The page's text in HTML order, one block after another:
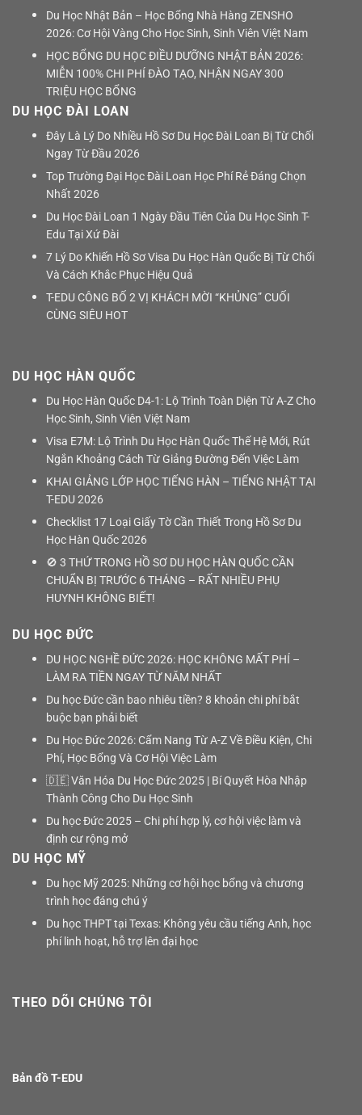
Du Học Nhật Bản – Học Bổng Nhà Hàng ZENSHO
2026: Cơ Hội Vàng Cho Học Sinh, Sinh Viên Việt Nam
HỌC BỔNG DU HỌC ĐIỀU DƯỠNG NHẬT BẢN 2026:
MIỄN 100% CHI PHÍ ĐÀO TẠO, NHẬN NGAY 300
TRIỆU HỌC BỔNG
DU HỌC ĐÀI LOAN
Đây Là Lý Do Nhiều Hồ Sơ Du Học Đài Loan Bị Từ Chối
Ngay Từ Đầu 2026
Top Trường Đại Học Đài Loan Học Phí Rẻ Đáng Chọn
Nhất 2026
Du Học Đài Loan 1 Ngày Đầu Tiên Của Du Học Sinh T-
Edu Tại Xứ Đài
7 Lý Do Khiến Hồ Sơ Visa Du Học Hàn Quốc Bị Từ Chối
Và Cách Khắc Phục Hiệu Quả
T-EDU CÔNG BỐ 2 VỊ KHÁCH MỜI “KHỦNG” CUỐI
CÙNG SIÊU HOT
DU HỌC HÀN QUỐC
Du Học Hàn Quốc D4-1: Lộ Trình Toàn Diện Từ A-Z Cho
Học Sinh, Sinh Viên Việt Nam
Visa E7M: Lộ Trình Du Học Hàn Quốc Thế Hệ Mới, Rút
Ngắn Khoảng Cách Từ Giảng Đường Đến Việc Làm
KHAI GIẢNG LỚP HỌC TIẾNG HÀN – TIẾNG NHẬT TẠI
T-EDU 2026
Checklist 17 Loại Giấy Tờ Cần Thiết Trong Hồ Sơ Du
Học Hàn Quốc 2026
🚫 3 THỨ TRONG HỒ SƠ DU HỌC HÀN QUỐC CẦN
CHUẨN BỊ TRƯỚC 6 THÁNG – RẤT NHIỀU PHỤ
HUYNH KHÔNG BIẾT!
DU HỌC ĐỨC
DU HỌC NGHỀ ĐỨC 2026: HỌC KHÔNG MẤT PHÍ –
LÀM RA TIỀN NGAY TỪ NĂM NHẤT
Du học Đức cần bao nhiêu tiền? 8 khoản chi phí bắt
buộc bạn phải biết
Du Học Đức 2026: Cẩm Nang Từ A-Z Về Điều Kiện, Chi
Phí, Học Bổng Và Cơ Hội Việc Làm
🇩🇪 Văn Hóa Du Học Đức 2025 | Bí Quyết Hòa Nhập
Thành Công Cho Du Học Sinh
Du học Đức 2025 – Chi phí hợp lý, cơ hội việc làm và
định cư rộng mở
DU HỌC MỸ
Du học Mỹ 2025: Những cơ hội học bổng và chương
trình học đáng chú ý
Du học THPT tại Texas: Không yêu cầu tiếng Anh, học
phí linh hoạt, hỗ trợ lên đại học
THEO DÕI CHÚNG TÔI
Bản đồ T-EDU